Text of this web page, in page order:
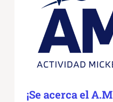
¡Se acerca el